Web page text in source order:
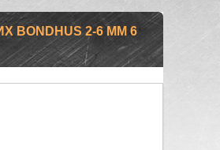
BONDHUS 2-6 ММ 6